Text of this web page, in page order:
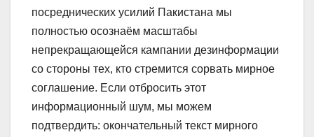
посреднических усилий Пакистана мы
полностью осознаём масштабы
непрекращающейся кампании дезинформации
со стороны тех, кто стремится сорвать мирное
соглашение. Если отбросить этот
информационный шум, мы можем
подтвердить: окончательный текст мирного